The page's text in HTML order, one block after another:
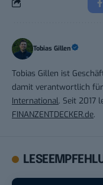
Tobias Gillen
Tobias Gillen ist
damit verantwortlich
International. Seit 2017
FINANZENTDECKER.de.